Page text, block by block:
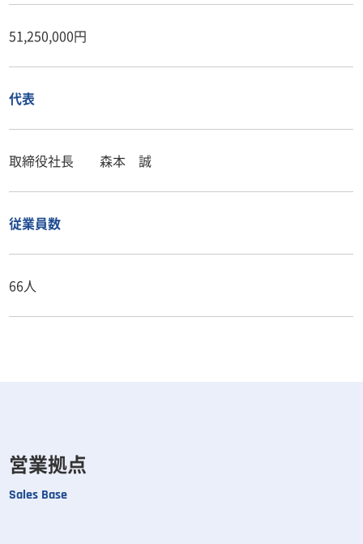
51,250,000円
代表
取締役社長 森本 誠
従業員数
66人
営業拠点
Sales Base